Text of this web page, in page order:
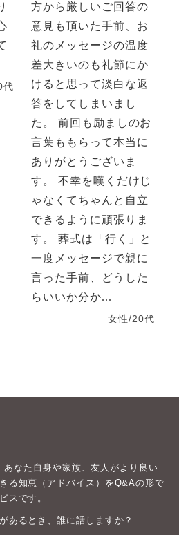
代
方から厳しいご回答の
意見も頂いた手前、お
礼のメッセージの温度
差大きいのも礼節にか
けると思って淡白な返
答をしてしまいまし
た。 前回も励ましのお
言葉ももらって本当に
ありがとうございま
す。 不幸を嘆くだけじ
ゃなくてちゃんと自立
できるように頑張りま
す。 葬式は「行く」と
一度メッセージで親に
言った手前、どうした
らいいか分か...
女性/20代
なた自身や家族、友人がより良い
る知恵（アドバイス）をQ&Aの形で
スです。
あるとき、誰に話しますか？